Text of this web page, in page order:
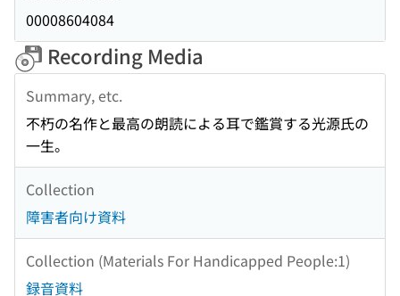
00008604084
Recording Media
Summary, etc.
不朽の名作と最高の朗読による耳で鑑賞する光源氏の
一生。
Collection
障害者向け資料
Collection (Materials For Handicapped People:1)
録音資料